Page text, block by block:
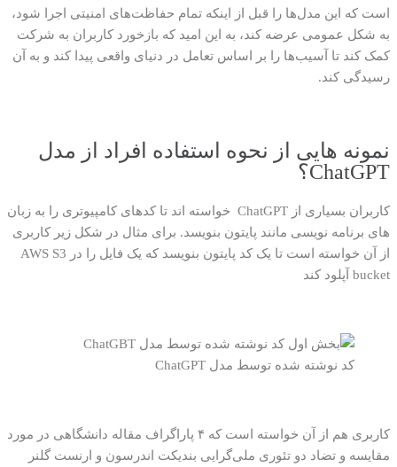
است که این مدل‌ها را قبل از اینکه تمام حفاظت‌های امنیتی اجرا شود،
به شکل عمومی عرضه کند، به این امید که بازخورد کاربران به شرکت
کمک کند تا آسیب‌ها را بر اساس تعامل در دنیای واقعی پیدا کند و به آن
رسیدگی کند.
نمونه هایی از نحوه استفاده افراد از مدل
ChatGPT؟
کاربران بسیاری از ChatGPT خواسته اند تا کدهای کامپیوتری را به زبان
های برنامه نویسی مانند پایتون بنویسد. برای مثال در شکل زیر کاربری
از آن خواسته است تا یک کد پایتون بنویسد که یک فایل را در AWS S3
bucket آپلود کند
کد نوشته شده توسط مدل ChatGPT
کاربری هم از آن خواسته است که ۴ پاراگراف مقاله دانشگاهی در مورد
مقایسه و تضاد دو تئوری ملی‌گرایی بندیکت اندرسون و ارنست گلنر